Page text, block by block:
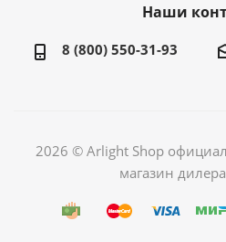
Наши
8 (800) 550-31-93
2026 © Arlight Shop
магазин